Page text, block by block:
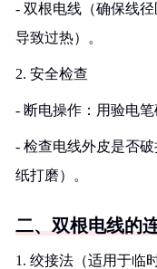
- 双根电线（确保线径
导致过热）。
2. 安全检查
- 断电操作：用验电
- 检查电线外皮是否
纸打磨）。
二、双根电线的
1. 绞接法（适用于临